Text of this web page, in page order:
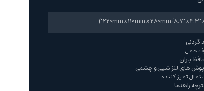
220mm x 110mm x 280mm (8.7" x 4.3" x
گردنی
حمل
باران
های لنز شیی و چشمی
تمیز کننده
راهنما